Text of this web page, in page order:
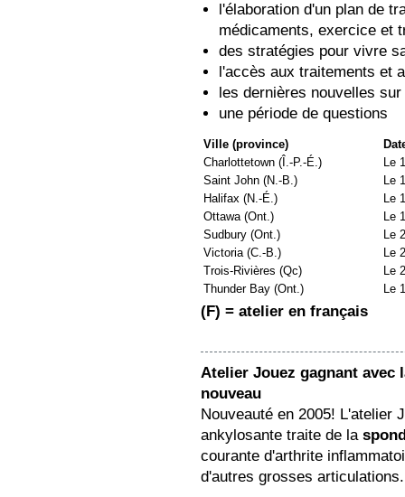
l'élaboration d'un plan de
médicaments, exercice et
des stratégies pour vivre
l'accès aux traitements et
les dernières nouvelles
une période de questions
Ville (province)
Charlottetown (Î.-P.-É.)
Saint John (N.-B.)
Halifax (N.-É.)
Ottawa (Ont.)
Sudbury (Ont.)
Victoria (C.-B.)
Trois-Rivières (Qc)
Thunder Bay (Ont.)
Le
Le
Le
Le
Le
Le
Le
Le
(F) = atelier en français
Atelier Jouez gagnant avec
nouveau
Nouveauté en 2005! L'atelier
ankylosante traite de la
courante d'arthrite
d'autres grosses articulations.